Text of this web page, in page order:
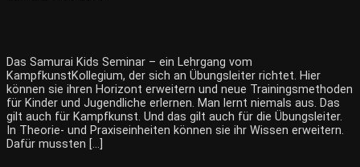
Das Samurai Kids Seminar – ein Lehrgang vom
KampfkunstKollegium, der sich an Übungsleiter richtet. Hier
können sie ihren Horizont erweitern und neue Trainingsmethoden
für Kinder und Jugendliche erlernen. Man lernt niemals aus. Das
gilt auch für Kampfkunst. Und das gilt auch für die Übungsleiter.
In Theorie- und Praxiseinheiten können sie ihr Wissen erweitern.
Dafür mussten […]